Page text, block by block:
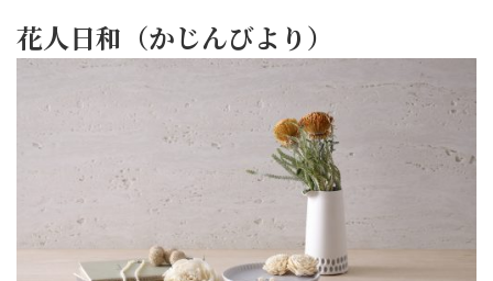
花人日和（かじんびより）